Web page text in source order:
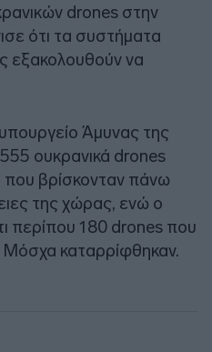
drones στην
ότι τα συστήματα
εξακολουθούν να
Άμυνας της
ουκρανικά drones
βρίσκονταν πάνω
της χώρας, ενώ ο
περίπου 180 drones που
καταρρίφθηκαν.